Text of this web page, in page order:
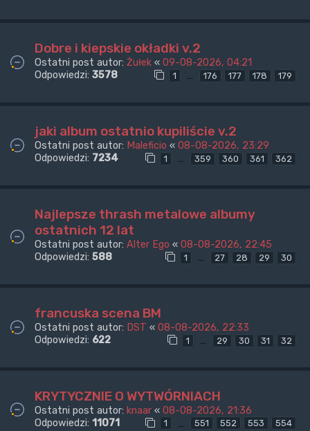
Dobre i kiepskie okładki v.2
Ostatni post autor: Żułek « 09-08-2026, 04:21
Odpowiedzi: 3578 1 … 176 177 178 179
jaki album ostatnio kupiliście v.2
Ostatni post autor: Maleficio « 08-08-2026, 23:29
Odpowiedzi: 7234 1 … 359 360 361 362
Najlepsze thrash metalowe albumy
ostatnich 12 lat
Ostatni post autor: Alter Ego « 08-08-2026, 22:45
Odpowiedzi: 588 1 … 27 28 29 30
francuska scena BM
Ostatni post autor: DST « 08-08-2026, 22:33
Odpowiedzi: 622 1 … 29 30 31 32
KRYTYCZNIE O WYTWÓRNIACH
Ostatni post autor: knaar « 08-08-2026, 21:36
Odpowiedzi: 11071 1 … 551 552 553 554